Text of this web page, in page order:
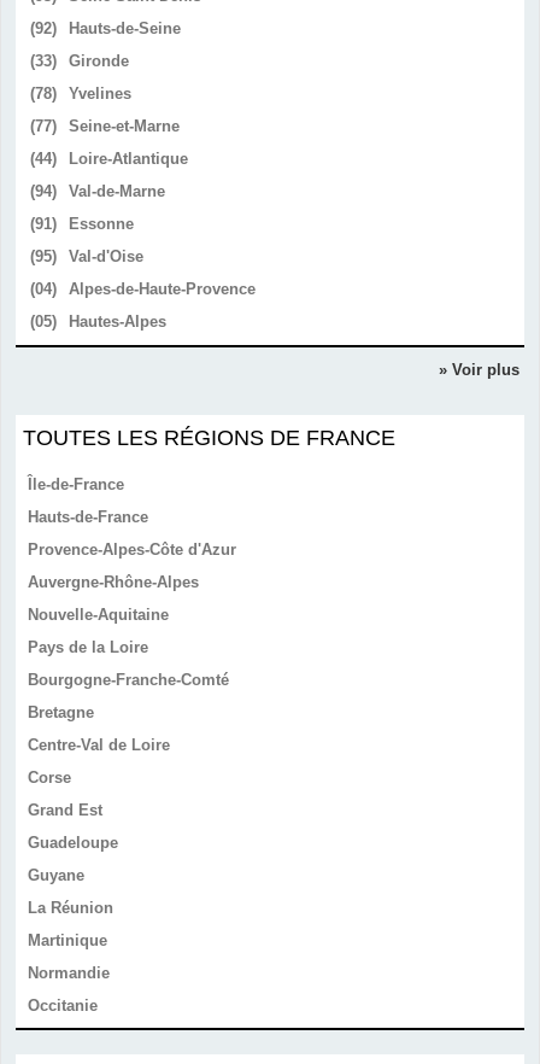
(92)
Hauts-de-Seine
(33)
Gironde
(78)
Yvelines
(77)
Seine-et-Marne
(44)
Loire-Atlantique
(94)
Val-de-Marne
(91)
Essonne
(95)
Val-d'Oise
(04)
Alpes-de-Haute-Provence
(05)
Hautes-Alpes
» Voir plus
TOUTES LES RÉGIONS DE FRANCE
Île-de-France
Hauts-de-France
Provence-Alpes-Côte d'Azur
Auvergne-Rhône-Alpes
Nouvelle-Aquitaine
Pays de la Loire
Bourgogne-Franche-Comté
Bretagne
Centre-Val de Loire
Corse
Grand Est
Guadeloupe
Guyane
La Réunion
Martinique
Normandie
Occitanie